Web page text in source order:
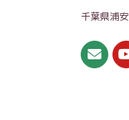
千葉県浦